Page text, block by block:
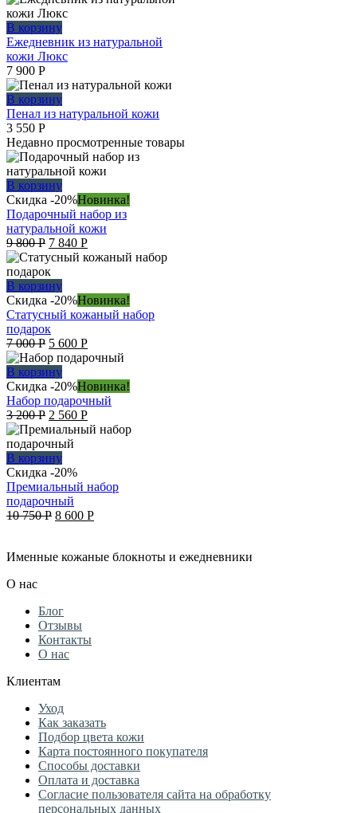
В корзину
Ежедневник из натуральной
кожи Люкс
7 900 Р
В корзину
Пенал из натуральной кожи
3 550 Р
Недавно просмотренные товары
В корзину
Скидка -20%Новинка!
Подарочный набор из
натуральной кожи
9 800Р Original
price
was:
9
800 руб..
7 840 РCurrent
price
840 руб..
В корзину
Скидка -20%Новинка!
Статусный кожаный набор
подарок
7 000Р Original
price
was:
7
000 руб..
5 600 РCurrent
price
5
600 руб..
В корзину
Скидка -20%Новинка!
Набор подарочный
3 200Р Original
price
was:
3
200 руб..
2 560 РCurrent
price
В корзину
Скидка -20%
Премиальный набор
подарочный
10 750Р Original
10
8 600 РCurrent
8
Именные кожаные блокноты и ежедневники
О нас
Блог
Отзывы
Контакты
О нас
Клиентам
Уход
Как заказать
Подбор цвета кожи
Карта постоянного покупателя
Способы доставки
Оплата и доставка
Согласие пользователя сайта на обработку
персональных данных